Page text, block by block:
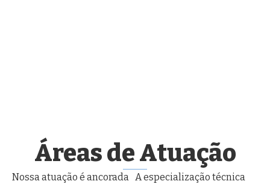
Áreas de Atuação
Nossa atuação é ancorada
A especialização técnica